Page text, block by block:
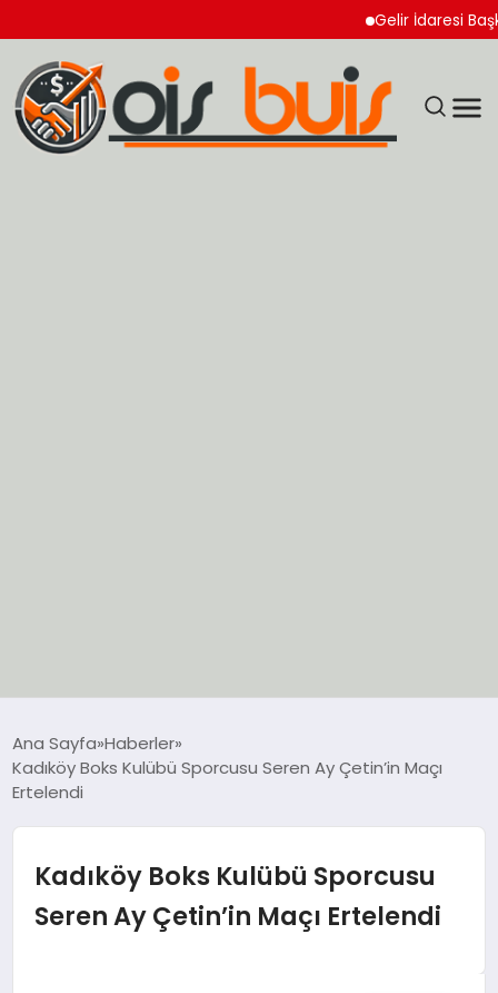
Gelir İdaresi
EKONOMİ
Ana Sayfa Haberler
Kadıköy Boks Kulübü Sporcusu Seren Ay Çetin’in Maçı
Ertelendi
Kadıköy Boks Kulübü Sporcusu
Seren Ay Çetin’in Maçı Ertelendi